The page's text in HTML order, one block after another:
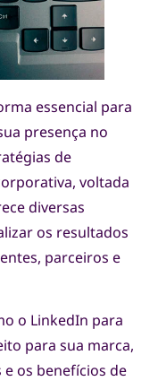
essencial para
presença no
de
voltada
diversas
os resultados
parceiros e
o LinkedIn para
para sua marca,
os benefícios de